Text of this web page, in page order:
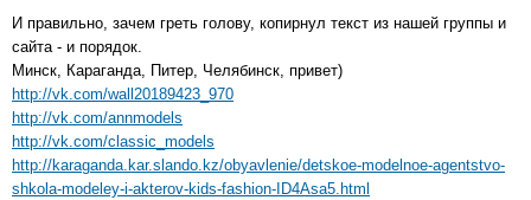
И правильно, зачем греть голову, копирнул текст из нашей группы и
сайта - и порядок.
Минск, Караганда, Питер, Челябинск, привет)
http://vk.com/wall20189423_970
http://vk.com/annmodels
http://vk.com/classic_models
http://karaganda.kar.slando.kz/obyavlenie/detskoe-modelnoe-agentstvo-
shkola-modeley-i-akterov-kids-fashion-ID4Asa5.html